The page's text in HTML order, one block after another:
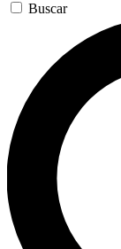
Buscar